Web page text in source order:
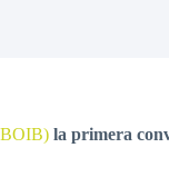
la primera